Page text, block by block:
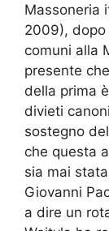
Massoneria
2009), dopo
comuni alla
presente
della prima
divieti
sostegno
che questa
sia mai
Giovanni
a dire un